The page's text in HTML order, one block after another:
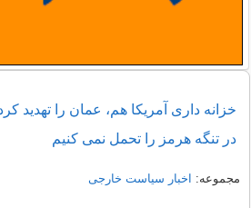
خزانه داری آمریکا هم، عمان را تهدید
در تنگه هرمز را تحمل نمی کنیم
مجموعه: اخبار سیاست خارجی